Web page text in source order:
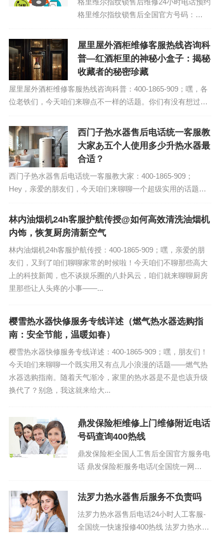
格里维尔指纹锁售后维修24小时电话预约
格里维尔指纹锁售后全国官方号码：
屋里屋外酒柜维修客服热线咨询科
普—红酒柜里的神秘小盒子：揭秘
收藏者的秘密珍藏
屋里屋外酒柜维修客服热线咨询科普：400-1865-909；嘿，各
位老铁们，今天咱们来聊点不一样的话题。你们有没有想过，
收藏者心中的宝贝呢？没错，...
西门子热水器售后电话统一客服教
大家あ五个人使用多少升热水器最
合适？
西门子热水器售后电话统一客服教大家：400-1865-909；
Hey，亲爱的朋友们，今天咱们来聊聊一个超级实用的话题：
是关系到我们日常生活的舒适度...
林内油烟机24h客服护航传授@如何高效清洗油烟机
内饰，恢复厨房清新空气
林内油烟机24h客服护航传授：400-1865-909；嘿，亲爱的朋
友们，又到了咱们聊聊家常的时候啦！今天咱们不聊那些高大
上的科技新闻，也不谈娱乐圈的八卦风云，咱们就来聊聊厨房
里那些让人头疼的小事——...
樱雪热水器快修服务专线详述（燃气热水器选购指
南：安全节能，温暖如春）
樱雪热水器快修服务专线详述：400-1865-909；嘿，朋友们！
今天咱们来聊聊一个既实用又有点儿小浪漫的话题——燃气热
水器选购指南。随着天气渐冷，家里的热水器是不是也该升级
换代了？别急，我这就来给大...
鼎发保险柜维修上门维修附近电话
号码查询400热线
鼎发保险柜全国人工售后全国官方服务电
话 鼎发保险柜服务电话/(全国统一网
发保...
法罗力热水器售后服务不负责吗
法罗力热水器售后电话24小时人工客服-
全国统一快速报修400热线 法罗力热水器